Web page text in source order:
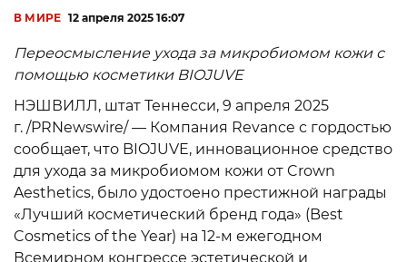
В МИРЕ 12 апреля 2025 16:07
Переосмысление ухода за микробиомом кожи с
помощью косметики BIOJUVE
НЭШВИЛЛ, штат Теннесси, 9 апреля 2025
г. /PRNewswire/ — Компания Revance с гордостью
сообщает, что BIOJUVE, инновационное средство
для ухода за микробиомом кожи от Crown
Aesthetics, было удостоено престижной награды
«Лучший косметический бренд года» (Best
Cosmetics of the Year) на 12-м ежегодном
Всемирном конгрессе эстетической и